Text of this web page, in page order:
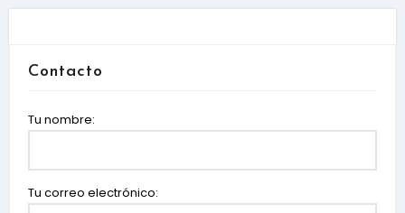
Contacto
Tu nombre:
Tu correo electrónico: